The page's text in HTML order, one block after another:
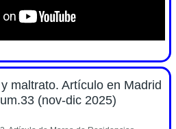
maltrato. Artículo en Madrid
(nov-dic 2025)